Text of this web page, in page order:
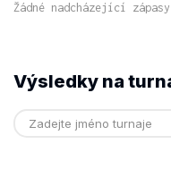
Žádné nadcházející
Výsledky na